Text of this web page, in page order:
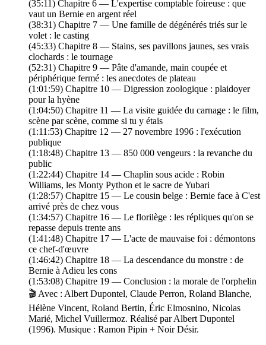
(35:11) Chapitre 6 — L'expertise comptable foireuse : que
vaut un Bernie en argent réel
(38:31) Chapitre 7 — Une famille de dégénérés triés sur le
volet : le casting
(45:33) Chapitre 8 — Stains, ses pavillons jaunes, ses vrais
clochards : le tournage
(52:31) Chapitre 9 — Pâte d'amande, main coupée et
périphérique fermé : les anecdotes de plateau
(1:01:59) Chapitre 10 — Digression zoologique : plaidoyer
pour la hyène
(1:04:50) Chapitre 11 — La visite guidée du carnage : le film,
scène par scène, comme si tu y étais
(1:11:53) Chapitre 12 — 27 novembre 1996 : l'exécution
publique
(1:18:48) Chapitre 13 — 850 000 vengeurs : la revanche du
public
(1:22:44) Chapitre 14 — Chaplin sous acide : Robin
Williams, les Monty Python et le sacre de Yubari
(1:28:57) Chapitre 15 — Le cousin belge : Bernie face à C'est
arrivé près de chez vous
(1:34:57) Chapitre 16 — Le florilège : les répliques qu'on se
repasse depuis trente ans
(1:41:48) Chapitre 17 — L'acte de mauvaise foi : démontons
ce chef-d'œuvre
(1:46:42) Chapitre 18 — La descendance du monstre : de
Bernie à Adieu les cons
(1:53:08) Chapitre 19 — Conclusion : la morale de l'orphelin
🎬 Avec : Albert Dupontel, Claude Perron, Roland Blanche,
Hélène Vincent, Roland Bertin, Éric Elmosnino, Nicolas
Marié, Michel Vuillermoz. Réalisé par Albert Dupontel
(1996). Musique : Ramon Pipin + Noir Désir.